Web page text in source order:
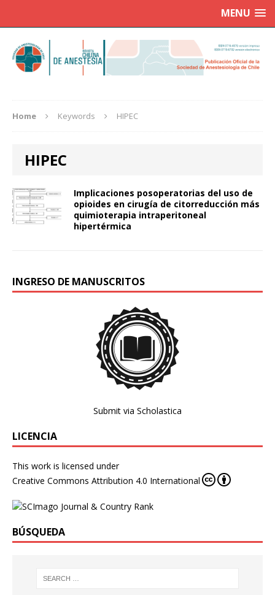
MENU
Home Keywords HIPEC
HIPEC
Implicaciones posoperatorias del uso de
opioides en cirugía de citorreducción más
quimioterapia intraperitoneal
hipertérmica
INGRESO DE MANUSCRITOS
Submit via Scholastica
LICENCIA
This work is licensed under
Creative Commons Attribution 4.0 International
BÚSQUEDA